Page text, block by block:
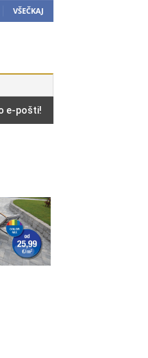
VŠEČKAJ